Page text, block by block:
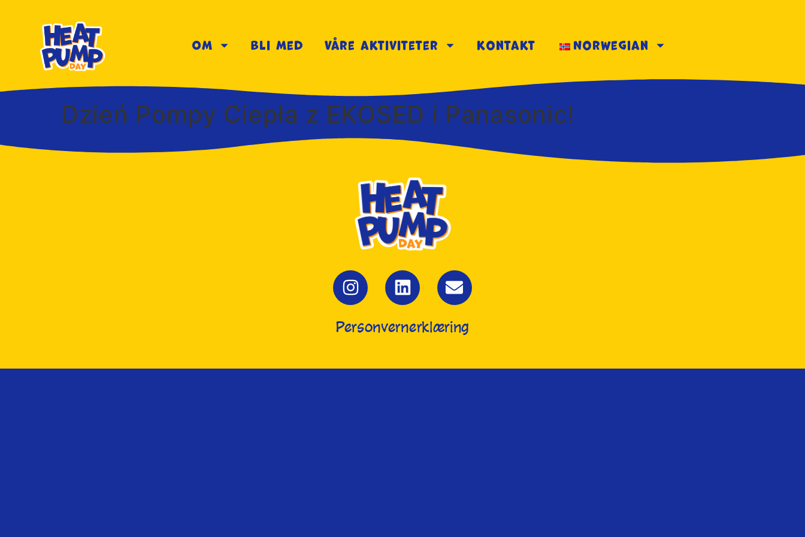
Om Bli med Våre aktiviteter kontakt Norwegian
Dzień Pompy Ciepła z EKOSED i Panasonic!
Personvernerklæring